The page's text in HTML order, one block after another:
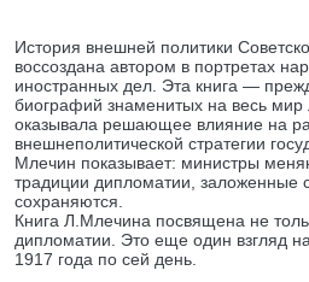
История внешней политики
воссоздана автором в портретах
иностранных дел. Эта книга —
биографий знаменитых на весь мир
оказывала решающее влияние на
внешнеполитической стратегии
Млечин показывает: министры
традиции дипломатии, заложенные
сохраняются.
Книга Л.Млечина посвящена не
дипломатии. Это еще один взгляд
1917 года по сей день.